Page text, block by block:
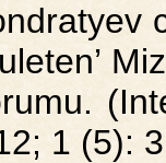
1 (5):